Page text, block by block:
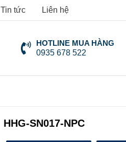
Tin tức Liên hệ
HOTLINE MUA HÀNG
0935 678 522
HHG-SN017-NPC